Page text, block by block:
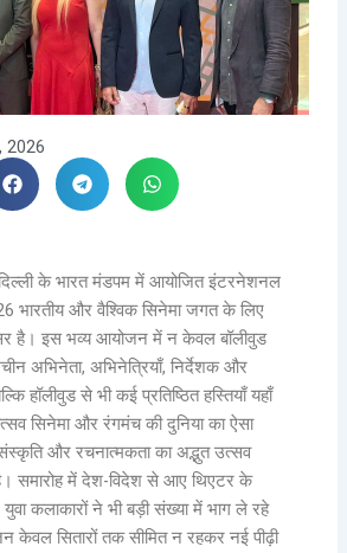
2026
के भारत मंडपम में आयोजित इंटरनेशनल
भारतीय और वैश्विक सिनेमा जगत के लिए
है। इस भव्य आयोजन में न केवल बॉलीवुड
अभिनेता, अभिनेत्रियाँ, निर्देशक और
हॉलीवुड से भी कई प्रतिष्ठित हस्तियाँ यहाँ
सिनेमा और रंगमंच की दुनिया का ऐसा
और रचनात्मकता का अद्भुत उत्सव
समारोह में देश-विदेश से आए थिएटर के
कलाकारों ने भी बड़ी संख्या में भाग ले रहे
केवल सितारों तक सीमित न रहकर नई पीढ़ी